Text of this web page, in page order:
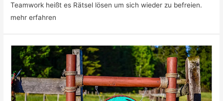
Teamwork heißt es Rätsel lösen um sich wieder zu befreien.
mehr erfahren